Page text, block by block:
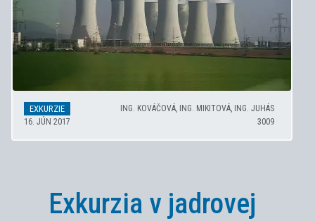
EXKURZIE
ING. KOVÁČOVÁ, ING. MIKITOVÁ, ING. JUHÁS
16. JÚN 2017
3009
Exkurzia v jadrovej